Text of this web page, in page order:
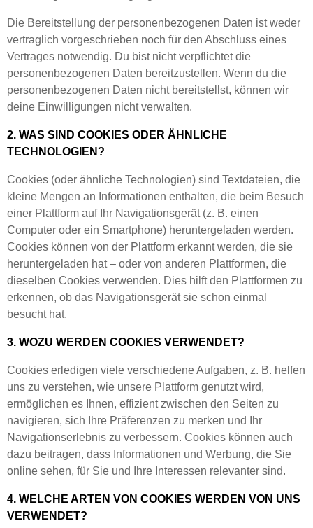
Die Bereitstellung der personenbezogenen Daten ist weder
vertraglich vorgeschrieben noch für den Abschluss eines
Vertrages notwendig. Du bist nicht verpflichtet die
personenbezogenen Daten bereitzustellen. Wenn du die
personenbezogenen Daten nicht bereitstellst, können wir
deine Einwilligungen nicht verwalten.
2. WAS SIND COOKIES ODER ÄHNLICHE
TECHNOLOGIEN?
Cookies (oder ähnliche Technologien) sind Textdateien, die
kleine Mengen an Informationen enthalten, die beim Besuch
einer Plattform auf Ihr Navigationsgerät (z. B. einen
Computer oder ein Smartphone) heruntergeladen werden.
Cookies können von der Plattform erkannt werden, die sie
heruntergeladen hat – oder von anderen Plattformen, die
dieselben Cookies verwenden. Dies hilft den Plattformen zu
erkennen, ob das Navigationsgerät sie schon einmal
besucht hat.
3. WOZU WERDEN COOKIES VERWENDET?
Cookies erledigen viele verschiedene Aufgaben, z. B. helfen
uns zu verstehen, wie unsere Plattform genutzt wird,
ermöglichen es Ihnen, effizient zwischen den Seiten zu
navigieren, sich Ihre Präferenzen zu merken und Ihr
Navigationserlebnis zu verbessern. Cookies können auch
dazu beitragen, dass Informationen und Werbung, die Sie
online sehen, für Sie und Ihre Interessen relevanter sind.
4. WELCHE ARTEN VON COOKIES WERDEN VON UNS
VERWENDET?